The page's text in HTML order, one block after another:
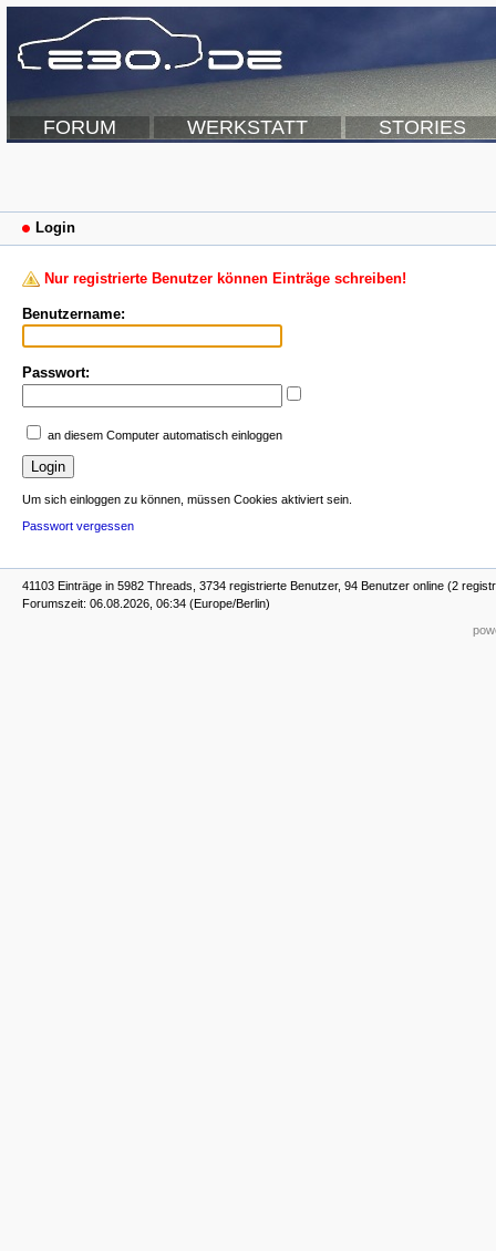
FORUM WERKSTATT STORIES
Login
Nur registrierte Benutzer können Einträge schreiben!
Benutzername:
Passwort:
an diesem Computer automatisch einloggen
Um sich einloggen zu können, müssen Cookies aktiviert sein.
Passwort vergessen
41103 Einträge in 5982 Threads, 3734 registrierte Benutzer, 94 Benutzer online (2
Forumszeit: 06.08.2026, 06:34 (Europe/Berlin)